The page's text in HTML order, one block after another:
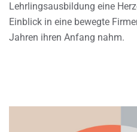
Lehrlingsausbildung eine
Einblick in eine bewegte
Jahren ihren Anfang nahm.